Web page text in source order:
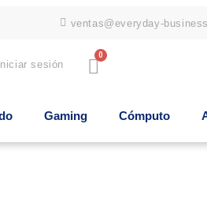
ventas@everyday-
sesión
0
Gaming Cómputo